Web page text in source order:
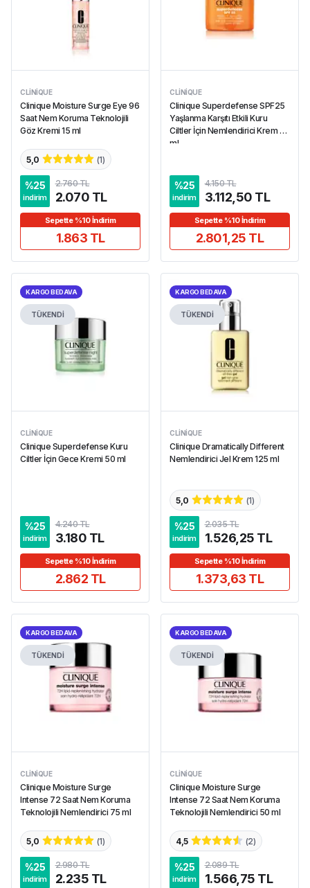
CLINIQUE
Clinique Moisture Surge Eye 96
Saat Nem Koruma Teknolojili
Göz Kremi 15 ml
5,0 (1)
%25
indirim
2.760 TL
2.070 TL
Sepette %10 İndirim
1.863 TL
CLINIQUE
Clinique Superdefense SPF25
Yaşlanma Karşıtı Etkili Kuru
Ciltler İçin Nemlendirici Krem 50
ml
%25
indirim
4.150 TL
3.112,50 TL
Sepette %10 İndirim
2.801,25 TL
KARGO BEDAVA
TÜKENDİ
CLINIQUE
Clinique Superdefense Kuru
Ciltler İçin Gece Kremi 50 ml
%25
indirim
4.240 TL
3.180 TL
Sepette %10 İndirim
2.862 TL
KARGO BEDAVA
TÜKENDİ
CLINIQUE
Clinique Dramatically Different
Nemlendirici Jel Krem 125 ml
5,0 (1)
%25
indirim
2.035 TL
1.526,25 TL
Sepette %10 İndirim
1.373,63 TL
KARGO BEDAVA
TÜKENDİ
CLINIQUE
Clinique Moisture Surge
Intense 72 Saat Nem Koruma
Teknolojili Nemlendirici 75 ml
5,0 (1)
%25
indirim
2.980 TL
2.235 TL
KARGO BEDAVA
TÜKENDİ
CLINIQUE
Clinique Moisture Surge
Intense 72 Saat Nem Koruma
Teknolojili Nemlendirici 50 ml
4,5 (2)
%25
indirim
2.089 TL
1.566,75 TL